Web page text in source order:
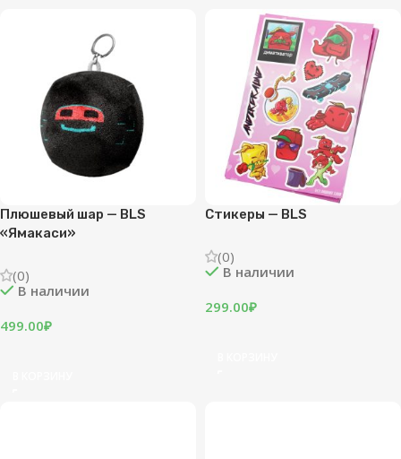
Плюшевый шар — BLS
«Ямакаси»
(0)
В наличии
499.00₽
Стикеры — BLS
(0)
В наличии
299.00₽